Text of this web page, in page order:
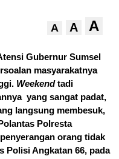
A A A
Gubernur Sumsel
masyarakatnya
Weekendtadi
yang sangat padat,
langsung membesuk,
Polresta
orang tidak
Polisi Angkatan 66, pada